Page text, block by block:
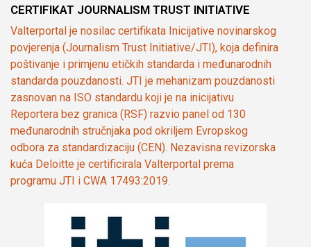
CERTIFIKAT JOURNALISM TRUST INITIATIVE
Valterportal je nosilac certifikata Inicijative novinarskog
povjerenja (Journalism Trust Initiative/JTI), koja definira
poštivanje i primjenu etičkih standarda i međunarodnih
standarda pouzdanosti. JTI je mehanizam pouzdanosti
zasnovan na ISO standardu koji je na inicijativu
Reportera bez granica (RSF) razvio panel od 130
međunarodnih stručnjaka pod okriljem Evropskog
odbora za standardizaciju (CEN). Nezavisna revizorska
kuća Deloitte je certificirala Valterportal prema
programu JTI i CWA 17493:2019.